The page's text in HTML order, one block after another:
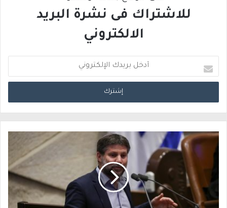
للاشتراك فى نشرة البريد
الالكتروني
د
خ
ب
ر